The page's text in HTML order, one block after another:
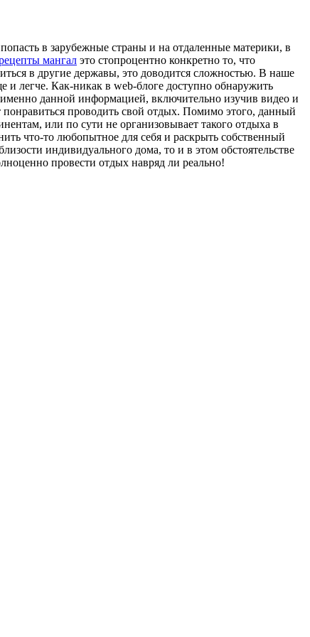
в зарубежные страны и на отдаленные материки, в
мангал это стопроцентно конкретно то, что
в другие державы, это доводится сложностью. В наше
и легче. Как-никак в web-блоге доступно обнаружить
данной информацией, включительно изучив видео и
понравиться проводить свой отдых. Помимо этого, данный
или по сути не организовывает такого отдыха в
что-то любопытное для себя и раскрыть собственный
индивидуального дома, то и в этом обстоятельстве
провести отдых навряд ли реально!